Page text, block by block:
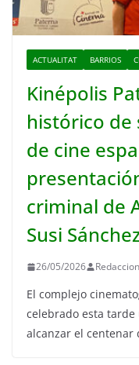
ACTUALITAT BARRIOS
Kinépolis
histórico de
de cine
criminal de
Susi
26/05/2026 Redaccion
El complejo
celebrado esta
alcanzar el centenar